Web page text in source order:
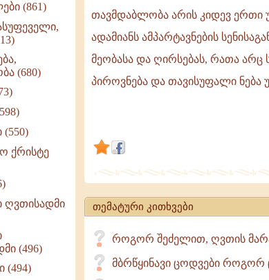
(861)
(680)
ქრისტე
ღვთისადმი
(496)
(494)
თავმდაბლობა
არის
კიდევ
ერთი
იგი,
მხრივ,
იცავს
ადამიანს
თავმდაბლობა არის კიდევ ერთი
ადამიანს ამპარტავნების
მეობასა და ღირსებას, რათა არც
პიროვნება და თავისუფალი
თემატური კითხვები
როგორ შეძელით, ღვთის
მბრწყინავი ცოდვები როგორ